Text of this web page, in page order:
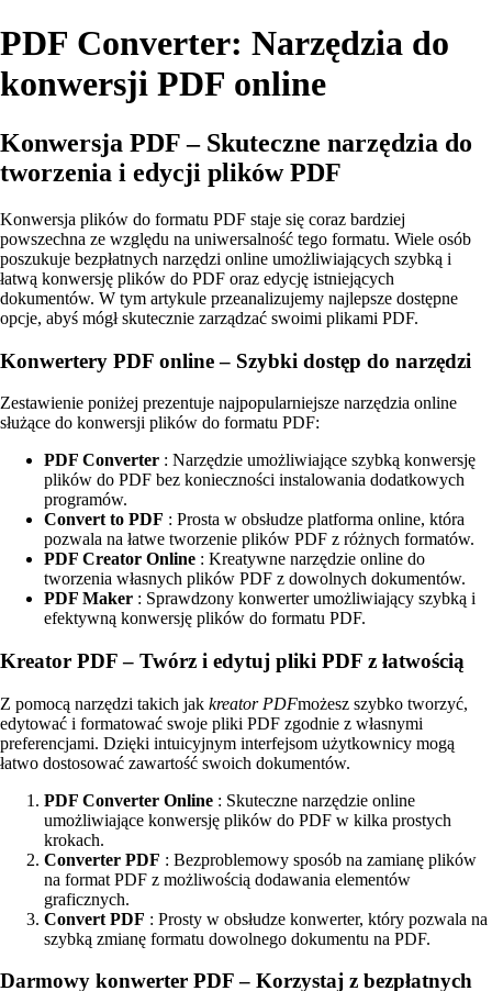
PDF Converter: Narzędzia do
konwersji PDF online
Konwersja PDF – Skuteczne narzędzia do
tworzenia i edycji plików PDF
Konwersja plików do formatu PDF staje się coraz bardziej
powszechna ze względu na uniwersalność tego formatu. Wiele osób
poszukuje bezpłatnych narzędzi online umożliwiających szybką i
łatwą konwersję plików do PDF oraz edycję istniejących
dokumentów. W tym artykule przeanalizujemy najlepsze dostępne
opcje, abyś mógł skutecznie zarządzać swoimi plikami PDF.
Konwertery PDF online – Szybki dostęp do narzędzi
Zestawienie poniżej prezentuje najpopularniejsze narzędzia online
służące do konwersji plików do formatu PDF:
PDF Converter : Narzędzie umożliwiające szybką konwersję
plików do PDF bez konieczności instalowania dodatkowych
programów.
Convert to PDF : Prosta w obsłudze platforma online, która
pozwala na łatwe tworzenie plików PDF z różnych formatów.
PDF Creator Online : Kreatywne narzędzie online do
tworzenia własnych plików PDF z dowolnych dokumentów.
PDF Maker : Sprawdzony konwerter umożliwiający szybką i
efektywną konwersję plików do formatu PDF.
Kreator PDF – Twórz i edytuj pliki PDF z łatwością
Z pomocą narzędzi takich jak kreator PDFmożesz szybko tworzyć,
edytować i formatować swoje pliki PDF zgodnie z własnymi
preferencjami. Dzięki intuicyjnym interfejsom użytkownicy mogą
łatwo dostosować zawartość swoich dokumentów.
PDF Converter Online : Skuteczne narzędzie online
umożliwiające konwersję plików do PDF w kilka prostych
krokach.
Converter PDF : Bezproblemowy sposób na zamianę plików
na format PDF z możliwością dodawania elementów
graficznych.
Convert PDF : Prosty w obsłudze konwerter, który pozwala na
szybką zmianę formatu dowolnego dokumentu na PDF.
Darmowy konwerter PDF – Korzystaj z bezpłatnych